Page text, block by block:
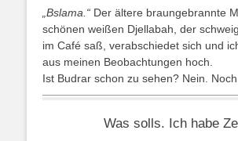
„Bslama.“ Der ältere braungebrannte
schönen weißen Djellabah, der
im Café saß, verabschiedet sich und
aus meinen Beobachtungen hoch.
Ist Budrar schon zu sehen? Nein. Noch
Was solls. Ich habe